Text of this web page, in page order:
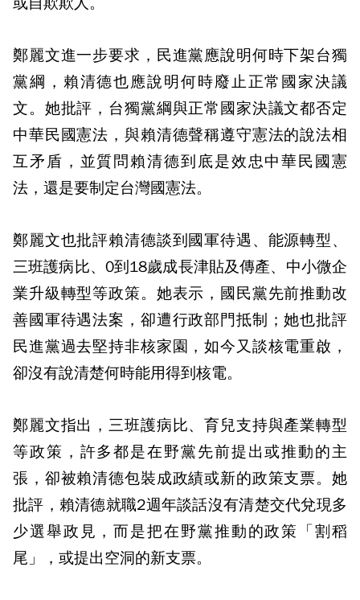
鄭麗文進一步要求，民進黨應說明何時下架台獨
黨綱，賴清德也應說明何時廢止正常國家決議
文。她批評，台獨黨綱與正常國家決議文都否定
中華民國憲法，與賴清德聲稱遵守憲法的說法相
互矛盾，並質問賴清德到底是效忠中華民國憲
法，還是要制定台灣國憲法。
鄭麗文也批評賴清德談到國軍待遇、能源轉型、
三班護病比、0到18歲成長津貼及傳產、中小微企
業升級轉型等政策。她表示，國民黨先前推動改
善國軍待遇法案，卻遭行政部門抵制；她也批評
民進黨過去堅持非核家園，如今又談核電重啟，
卻沒有說清楚何時能用得到核電。
鄭麗文指出，三班護病比、育兒支持與產業轉型
等政策，許多都是在野黨先前提出或推動的主
張，卻被賴清德包裝成政績或新的政策支票。她
批評，賴清德就職2週年談話沒有清楚交代兌現多
少選舉政見，而是把在野黨推動的政策「割稻
尾」，或提出空洞的新支票。